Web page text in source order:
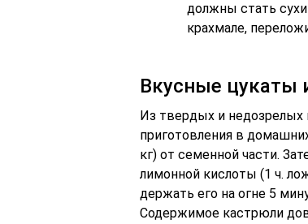
должны стать
крахмале,
Вкусные цукаты
Из твердых и недозрелых
приготовления в
кг) от семенной части.
лимонной кислоты (1 ч.
держать его на огне 5
Содержимое кастрюли